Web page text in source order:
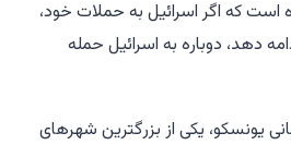
است که اگر اسرائیل به حملات خود،
دهد، دوباره به اسرائیل حمله
یونسکو، یکی از بزرگترین شهرهای